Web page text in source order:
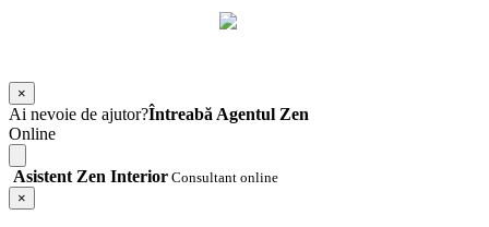
×
Ai nevoie de ajutor?Întreabă Agentul Zen
Online
Asistent Zen Interior Consultant online
×